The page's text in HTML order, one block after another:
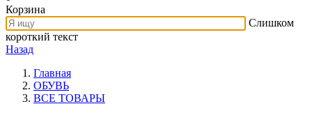
Корзина
Слишком
короткий текст
Назад
Главная
ОБУВЬ
ВСЕ ТОВАРЫ